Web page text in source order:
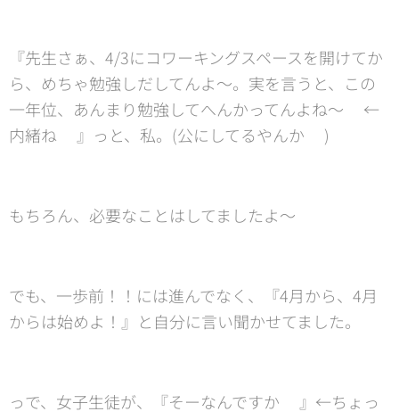
『先生さぁ、4/3にコワーキングスペースを開けてか
ら、めちゃ勉強しだしてんよ〜。実を言うと、この
一年位、あんまり勉強してへんかってんよね〜💦←
内緒ね🤫』っと、私。(公にしてるやんか😅)
もちろん、必要なことはしてましたよ〜
でも、一歩前！！には進んでなく、『4月から、4月
からは始めよ！』と自分に言い聞かせてました。
っで、女子生徒が、『そーなんですか🫢』←ちょっ